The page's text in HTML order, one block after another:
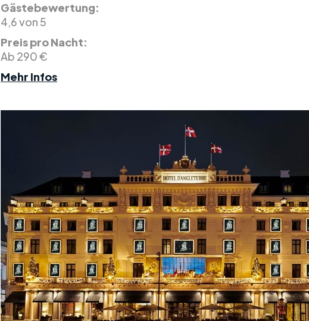
Gästebewertung:
4,6 von 5
Preis pro Nacht:
Ab 290 €
Mehr Infos